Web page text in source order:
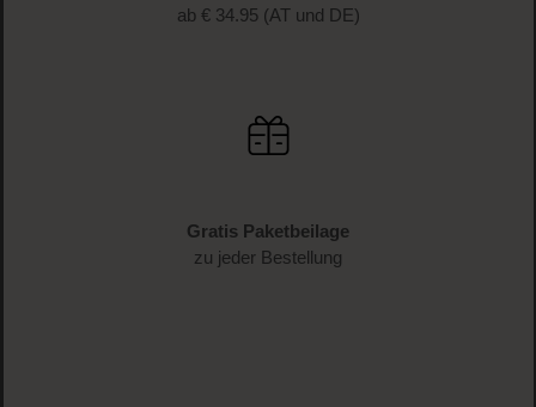
ab € 34.95 (AT und DE)
Gratis Paketbeilage
zu jeder Bestellung